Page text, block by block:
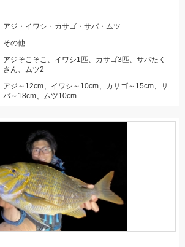
アジ・イワシ・カサゴ・サバ・ムツ
その他
アジそこそこ、イワシ1匹、カサゴ3匹、サバたく
さん、ムツ2
アジ～12cm、イワシ～10cm、カサゴ～15cm、サ
バ～18cm、ムツ10cm